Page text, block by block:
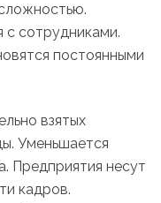
с сотрудниками.
постоянными
взятых
Уменьшается
Предприятия несут
кадров.